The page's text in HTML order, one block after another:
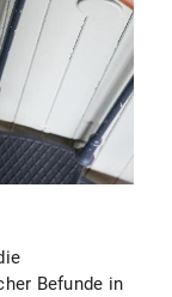
Befunde in